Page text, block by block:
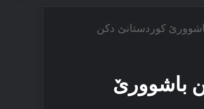
كوردستانێ دكن
باشوورێ